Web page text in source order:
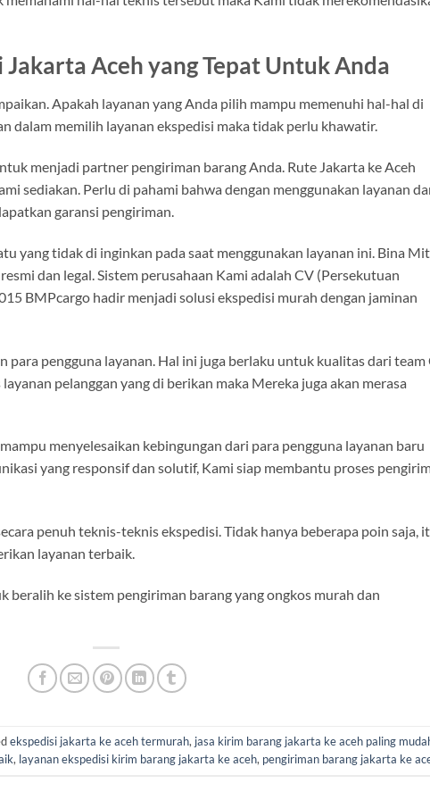
Jakarta Aceh yang Tepat Untuk Anda
Apakah layanan yang Anda pilih mampu memenuhi hal-hal di
dalam memilih layanan ekspedisi maka tidak perlu khawatir.
menjadi partner pengiriman barang Anda. Rute Jakarta ke Aceh
sediakan. Perlu di pahami bahwa dengan menggunakan layanan
garansi pengiriman.
yang tidak di inginkan pada saat menggunakan layanan ini. Bina
dan legal. Sistem perusahaan Kami adalah CV (Persekutuan
BMPcargo hadir menjadi solusi ekspedisi murah dengan jaminan
para pengguna layanan. Hal ini juga berlaku untuk kualitas dari team
pelanggan yang di berikan maka Mereka juga akan merasa
menyelesaikan kebingungan dari para pengguna layanan baru
yang responsif dan solutif, Kami siap membantu proses
penuh teknis-teknis ekspedisi. Tidak hanya beberapa poin saja,
layanan terbaik.
beralih ke sistem pengiriman barang yang ongkos murah dan
ekspedisi jakarta ke aceh termurah, jasa kirim barang jakarta ke aceh paling
, layanan ekspedisi kirim barang jakarta ke aceh, pengiriman barang jakarta ke